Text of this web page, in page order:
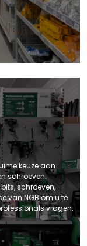
keuze aan
schroeven.
schroeven,
van NGB om u te
vragen.